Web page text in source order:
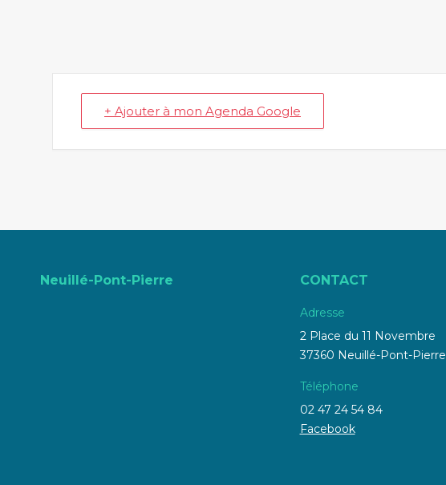
+ Ajouter à mon Agenda Google
Neuillé-Pont-Pierre CONTACT
Adresse
2 Place du 11 Novembre
37360 Neuillé-Pont-Pierre
Téléphone
02 47 24 54 84
Facebook